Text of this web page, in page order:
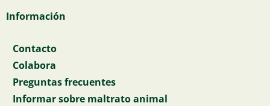
Información
Contacto
Colabora
Preguntas frecuentes
Informar sobre maltrato animal